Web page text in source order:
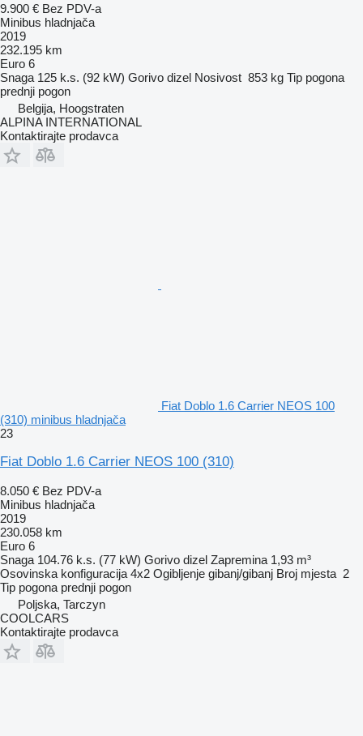
9.900 € Bez PDV-a
Minibus hladnjača
2019
232.195 km
Euro 6
Snaga 125 k.s. (92 kW) Gorivo dizel Nosivost 853 kg Tip pogona
prednji pogon
Belgija, Hoogstraten
ALPINA INTERNATIONAL
Kontaktirajte prodavca
Fiat Doblo 1.6 Carrier NEOS 100
(310) minibus hladnjača
23
Fiat Doblo 1.6 Carrier NEOS 100 (310)
8.050 € Bez PDV-a
Minibus hladnjača
2019
230.058 km
Euro 6
Snaga 104.76 k.s. (77 kW) Gorivo dizel Zapremina 1,93 m³
Osovinska konfiguracija 4x2 Ogibljenje gibanj/gibanj Broj mjesta 2
Tip pogona prednji pogon
Poljska, Tarczyn
COOLCARS
Kontaktirajte prodavca